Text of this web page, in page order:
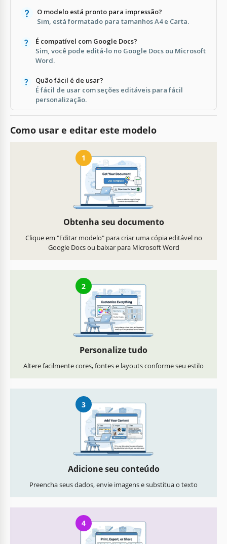
O modelo está pronto para impressão?
Sim, está formatado para tamanhos A4 e Carta.
É compatível com Google Docs?
Sim, você pode editá-lo no Google Docs ou Microsoft
Word.
Quão fácil é de usar?
É fácil de usar com seções editáveis para fácil
personalização.
Como usar e editar este modelo
1
Obtenha seu documento
Clique em "Editar modelo" para criar uma cópia editável no
Google Docs ou baixar para Microsoft Word
2
Personalize tudo
Altere facilmente cores, fontes e layouts conforme seu estilo
3
Adicione seu conteúdo
Preencha seus dados, envie imagens e substitua o texto
4